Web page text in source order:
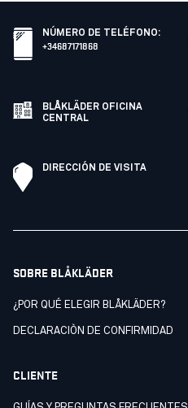
NÚMERO DE TELÉFONO:
+34687171868
BLÅKLÄDER OFICINA
CENTRAL
DIRECCIÓN DE VISITA
SOBRE BLÅKLÄDER
¿POR QUÉ ELEGIR BLÅKLÄDER?
DECLARACIÒN DE CONFIRMIDAD
CLIENTE